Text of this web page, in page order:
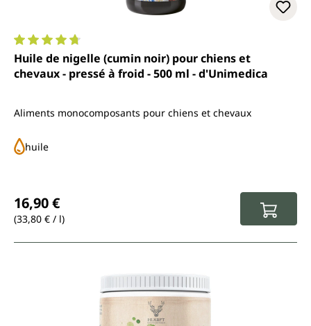
Note moyenne de 4.8 sur 5 étoiles
Huile de nigelle (cumin noir) pour chiens et
chevaux - pressé à froid - 500 ml - d'Unimedica
Aliments monocomposants pour chiens et chevaux
huile
16,90 €
(33,80 € / l)